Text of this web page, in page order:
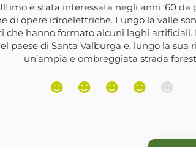
è stata interessata negli anni ‘60 da
di opere idroelettriche. Lungo la valle
che hanno formato alcuni laghi artificiali.
paese di Santa Valburga e, lungo la sua
un’ampia e ombreggiata strada